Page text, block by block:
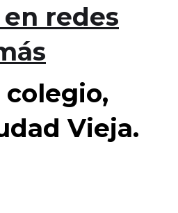
redes
colegio,
Vieja.